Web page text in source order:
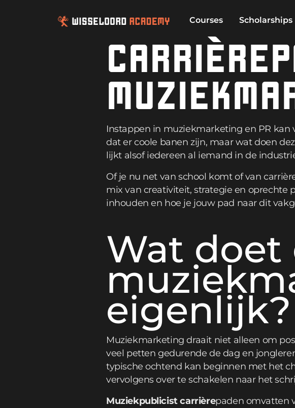
Courses Scholarships
Instappen in muziekmarketing en PR kan
dat er coole banen zijn, maar wat doen
lijkt alsof iedereen al iemand in de
Of je nu net van school komt of van
mix van creativiteit, strategie en oprechte
inhouden en hoe je jouw pad naar dit
Wat doet
eigenlijk?
Muziekmarketing draait niet alleen om
veel petten gedurende de dag en
typische ochtend kan beginnen met het
vervolgens over te schakelen naar het
Muziekpublicist carrièrepaden omvatten